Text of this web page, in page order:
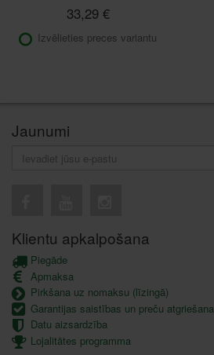
33,29 €
Izvēlieties preces variantu
Jaunumi
Klientu apkalpošana
Piegāde
Apmaksa
Pirkšana uz nomaksu (līzingā)
Garantijas saistības un preču atgriešana
Datu aizsardzība
Lojalitātes programma